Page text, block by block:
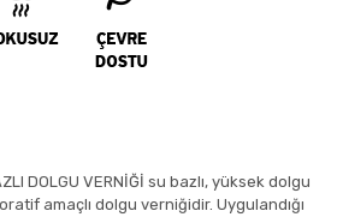
DOLGU VERNİĞİ su bazlı, yüksek dolgu
amaçlı dolgu verniğidir. Uygulandığı